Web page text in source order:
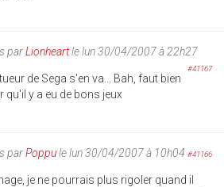
parLionheartle lun 30/04/2007 à 22h27
#41167
de Sega s'en va... Bah, faut bien
qu'il y a eu de bons jeux
parPoppule lun 30/04/2007 à 10h04 #41166
je ne pourrais plus rigoler quand il